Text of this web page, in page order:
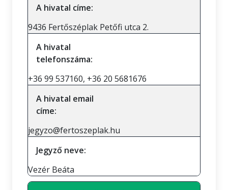
A hivatal címe:
9436 Fertőszéplak Petőfi utca 2.
A hivatal
telefonszáma:
+36 99 537160, +36 20 5681676
A hivatal email
címe:
jegyzo@fertoszeplak.hu
Jegyző neve:
Vezér Beáta